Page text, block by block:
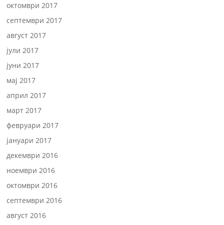
октомври 2017
септември 2017
август 2017
јули 2017
јуни 2017
мај 2017
април 2017
март 2017
февруари 2017
јануари 2017
декември 2016
ноември 2016
октомври 2016
септември 2016
август 2016